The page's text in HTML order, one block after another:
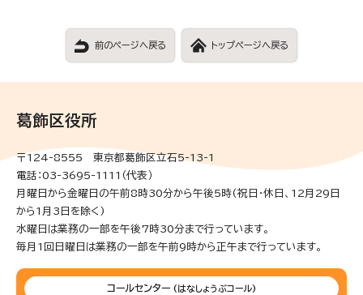
前のページへ戻る トップページへ戻る
葛飾区役所
〒124-8555 東京都葛飾区立石5-13-1
電話：03-3695-1111（代表）
月曜日から金曜日の午前8時30分から午後5時(祝日・休日、12月29日
から1月3日を除く)
水曜日は業務の一部を午後7時30分まで行っています。
毎月1回日曜日は業務の一部を午前9時から正午まで行っています。
コールセンター (はなしょうぶコール)